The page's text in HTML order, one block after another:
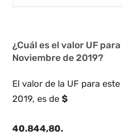
¿Cuál es el valor UF
Noviembre de 2019?
El valor de la UF para
2019, es de $
40.844,80.